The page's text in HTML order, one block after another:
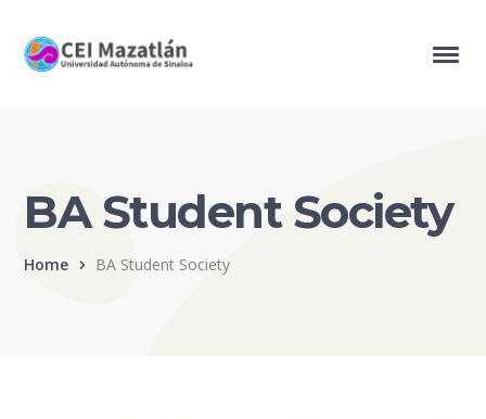
BA Student Society
Home BA Student Society